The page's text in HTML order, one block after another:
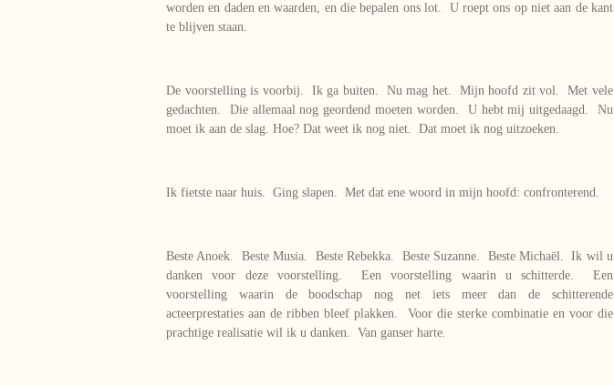
worden en daden en waarden, en die bepalen ons lot. U roept ons op niet aan de kant
te blijven staan.
De voorstelling is voorbij. Ik ga buiten. Nu mag het. Mijn hoofd zit vol. Met vele
gedachten. Die allemaal nog geordend moeten worden. U hebt mij uitgedaagd. Nu
moet ik aan de slag. Hoe? Dat weet ik nog niet. Dat moet ik nog uitzoeken.
Ik fietste naar huis. Ging slapen. Met dat ene woord in mijn hoofd: confronterend.
Beste Anoek. Beste Musia. Beste Rebekka. Beste Suzanne. Beste Michaël. Ik wil u
danken voor deze voorstelling. Een voorstelling waarin u schitterde. Een
voorstelling waarin de boodschap nog net iets meer dan de schitterende
acteerprestaties aan de ribben bleef plakken. Voor die sterke combinatie en voor die
prachtige realisatie wil ik u danken. Van ganser harte.